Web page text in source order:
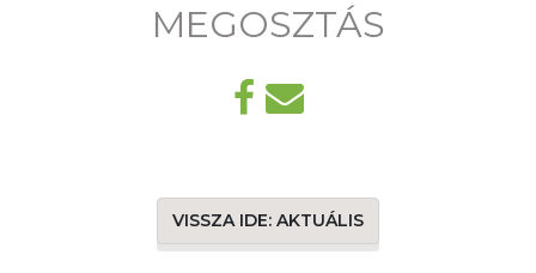
MEGOSZTÁS
VISSZA IDE: AKTUÁLIS